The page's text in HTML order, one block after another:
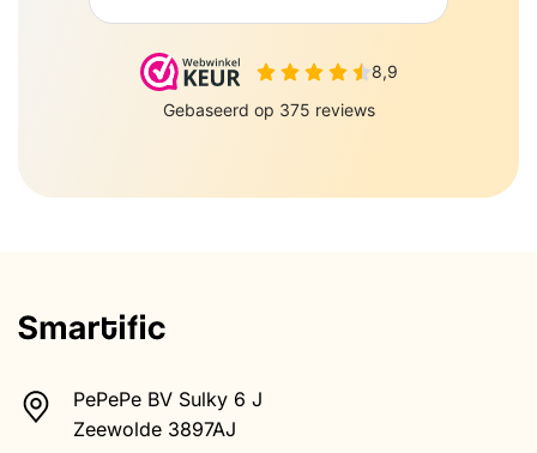
PePePe BV Sulky 6 J
Zeewolde 3897AJ